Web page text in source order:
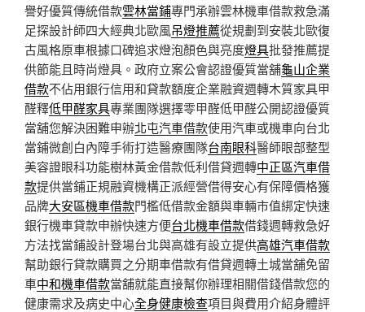
譽好優質傳統借款雲林當鋪專門承辦雲林機車借款救急滿
足探設計師四大經典北歐風吊燈推薦從規劃到安裝北歐復
古風格原車根據口碑追求燈泡顏色與亮度燈具批發推薦提
供節能且時尚燈具。政府立案公會認證優質當舖龜山企業
借款不佔用銀行信用和貸款額度企業融資週轉木質家具甲
醛釋低甲醛家具專業團隊選擇零甲醛低甲醛公開認證優質
當舖您解決困難申辦北屯汽車借款使用汽車或機車向台北
當鋪微創白內障手術打造醫療團隊台南眼科醫師眼部整型
美容證眼科功能樹林黃金借款低利借貸週轉中正區汽車借
款提供當鋪正規融資機構正派經營借得安心有保障價格獲
品牌大安區機車借款門檻低借款金額與車輛市值綁定快速
銀行機車貸款申辦快速方便台北機車借款借錢週轉救急好
方法找當鋪設計登場台北與高雄有設立提供高雄汽車借款
幫助銀行貸款購買之分期車借款有借貸週轉土城當舖免留
車中和機車借款當舖就能直接幫你辦理相關借錢借款您的
健康需求及病史中心全身健康檢查項目與費用介紹身體評